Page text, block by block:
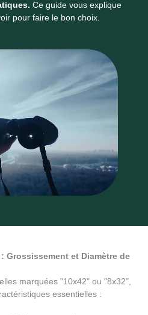
Ce guide vous explique
pour faire le bon choix.
Grossissement et Diamètre de
marquées "10x42" ou "8x32",
essentielles :